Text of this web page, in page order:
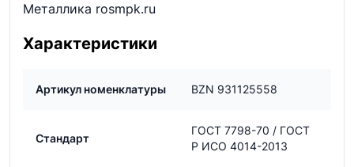
Металлика rosmpk.ru
Характеристики
Артикул номенклатуры BZN 931125558
Стандарт
ГОСТ 7798-70 / ГОСТ
Р ИСО 4014-2013